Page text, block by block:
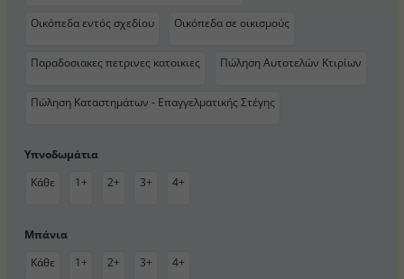
Οικόπεδα εντός σχεδίου Οικόπεδα σε οικισμούς
Παραδοσιακες πετρινες κατοικιες Πώληση Αυτοτελών Κτιρίων
Πώληση Καταστημάτων - Επαγγελματικής Στέγης
Υπνοδωμάτια
Κάθε
1+ 2+ 3+ 4+
Μπάνια
Κάθε
1+ 2+ 3+ 4+